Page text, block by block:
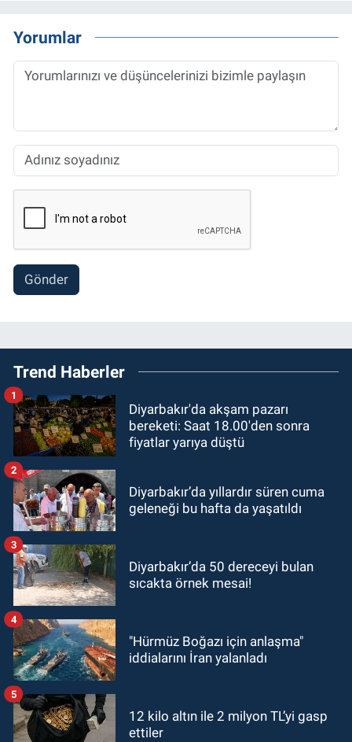
Yorumlar
Gönder
Trend Haberler
Diyarbakır'da akşam pazarı
bereketi: Saat 18.00'den sonra
fiyatlar yarıya düştü
1
Diyarbakır’da yıllardır süren cuma
geleneği bu hafta da yaşatıldı
2
Diyarbakır’da 50 dereceyi bulan
sıcakta örnek mesai!
3
"Hürmüz Boğazı için anlaşma"
iddialarını İran yalanladı
4
12 kilo altın ile 2 milyon TL’yi gasp
ettiler
5